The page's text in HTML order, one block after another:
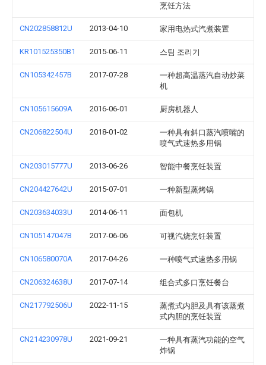
烹饪方法
CN202858812U 2013-04-10 家用电热式汽煮装置
KR101525350B1 2015-06-11 스팀 조리기
CN105342457B 2017-07-28
一种超高温蒸汽自动炒菜
机
CN105615609A 2016-06-01 厨房机器人
CN206822504U 2018-01-02
一种具有斜口蒸汽喷嘴的
喷气式速热多用锅
CN203015777U 2013-06-26 智能中餐烹饪装置
CN204427642U 2015-07-01 一种新型蒸烤锅
CN203634033U 2014-06-11 面包机
CN105147047B 2017-06-06 可视汽烧烹饪装置
CN106580070A 2017-04-26 一种喷气式速热多用锅
CN206324638U 2017-07-14 组合式多口烹饪餐台
CN217792506U 2022-11-15
蒸煮式内胆及具有该蒸煮
式内胆的烹饪装置
CN214230978U 2021-09-21
一种具有蒸汽功能的空气
炸锅